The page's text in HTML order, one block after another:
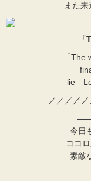
また
「
「
lie
／／／／
今日
ココ
素敵